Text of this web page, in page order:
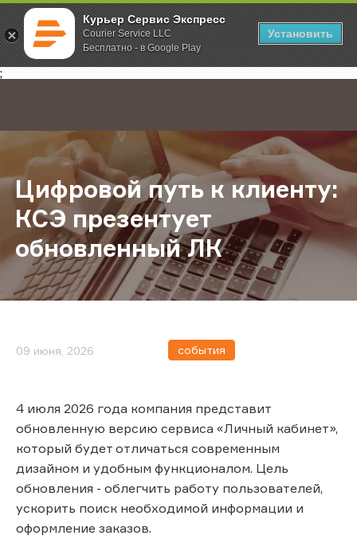
Курьер Сервис Экспресс
Courier Service LLC
Бесплатно - в Google Play
Установить
;
Главная О компании Новости Цифровой путь к клиенту: КСЭ
Цифровой путь к клиенту:
КСЭ презентует
обновленный ЛК
09 июня, 2026 события
4 июля 2026 года компания представит
обновленную версию сервиса «Личный кабинет»,
который будет отличаться современным
дизайном и удобным функционалом. Цель
обновления - облегчить работу пользователей,
ускорить поиск необходимой информации и
оформление заказов.